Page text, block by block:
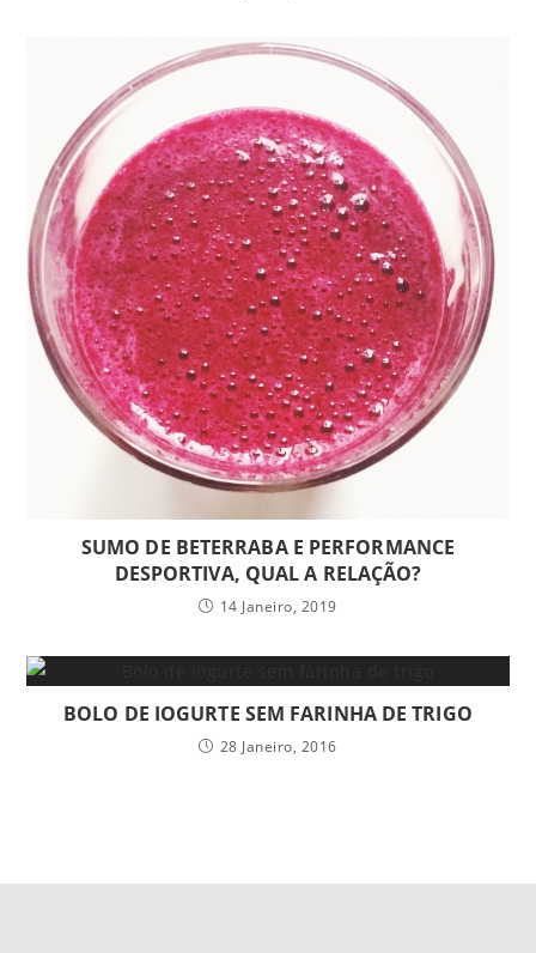
SUMO DE BETERRABA E PERFORMANCE
DESPORTIVA, QUAL A RELAÇÃO?
14 Janeiro, 2019
BOLO DE IOGURTE SEM FARINHA DE TRIGO
28 Janeiro, 2016